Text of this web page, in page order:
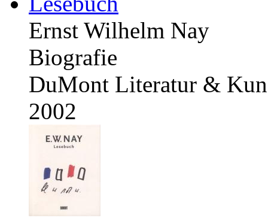
Ernst Wilhelm Nay
Biografie
DuMont Literatur &
2002